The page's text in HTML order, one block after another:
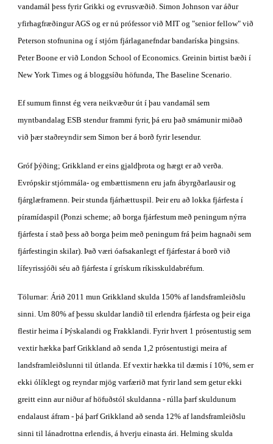
vandamál þess fyrir Grikki og evrusvæðið. Simon Johnson var áður
yfirhagfræðingur AGS og er nú prófessor við MIT og "senior fellow" við
Peterson stofnunina og í stjórn fjárlaganefndar bandaríska þingsins.
Peter Boone er við London School of Economics. Greinin birtist bæði í
New York Times og á bloggsíðu höfunda, The Baseline Scenario.
Ef sumum finnst ég vera neikvæður út í þau vandamál sem
myntbandalag ESB stendur frammi fyrir, þá eru það smámunir miðað
við þær staðreyndir sem Simon ber á borð fyrir lesendur.
Gróf þýðing; Grikkland er eins gjaldþrota og hægt er að verða.
Evrópskir stjórnmála- og embættismenn eru jafn ábyrgðarlausir og
fjárglæframenn. Þeir stunda fjárhættuspil. Þeir eru að lokka fjárfesta í
píramídaspil (Ponzi scheme; að borga fjárfestum með peningum nýrra
fjárfesta í stað þess að borga þeim með peningum frá þeim hagnaði sem
fjárfestingin skilar). Það væri óafsakanlegt ef fjárfestar á borð við
lífeyrissjóði séu að fjárfesta í grískum ríkisskuldabréfum.
Tölurnar: Árið 2011 mun Grikkland skulda 150% af landsframleiðslu
sinni. Um 80% af þessu skuldar landið til erlendra fjárfesta og þeir eiga
flestir heima í Þýskalandi og Frakklandi. Fyrir hvert 1 prósentustig sem
vextir hækka þarf Grikkland að senda 1,2 prósentustigi meira af
landsframleiðslunni til útlanda. Ef vextir hækka til dæmis í 10%, sem er
ekki ólíklegt og reyndar mjög varfærið mat fyrir land sem getur ekki
greitt einn aur niður af höfuðstól skuldanna - rúlla þarf skuldunum
endalaust áfram - þá þarf Grikkland að senda 12% af landsframleiðslu
sinni til lánadrottna erlendis, á hverju einasta ári. Helming skulda